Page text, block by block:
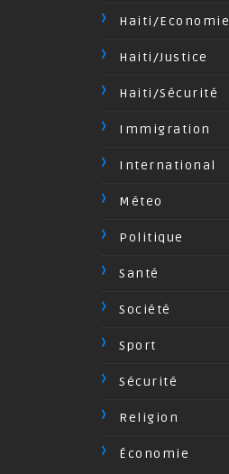
Haiti/Economie
Haiti/Justice
Haiti/Sécurité
Immigration
International
Méteo
Politique
Santé
Société
Sport
Sécurité
Religion
Économie